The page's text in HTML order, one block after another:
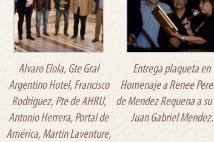
Alvaro Elola, Gte Gral
Argentino Hotel, Francisco
Rodriguez, Pte de AHRU,
Antonio Herrera, Portal de
América, Martin Laventure,
Entrega plaqueta en
Homenaje a Renee
de Mendez Requena a
Juan Gabriel Mendez.